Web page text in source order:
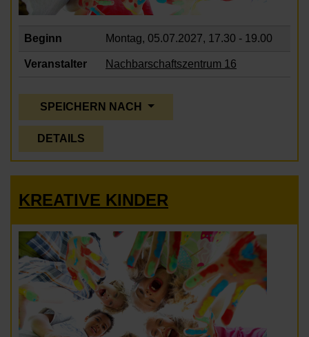
Beginn Montag, 05.07.2027, 17.30 - 19.00
Veranstalter Nachbarschaftszentrum 16
SPEICHERN NACH
DETAILS
KREATIVE KINDER